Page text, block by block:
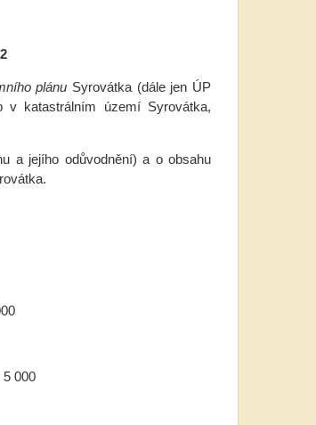
plánu Syrovátka (dále jen ÚP
katastrálním území Syrovátka,
a jejího odůvodnění) a o obsahu
000